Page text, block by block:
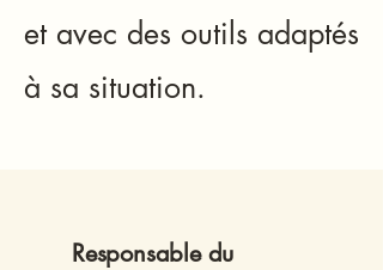
et avec des outils adaptés
à sa situation.
Responsable du